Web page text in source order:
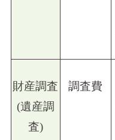
財産調査
(遺産調
査)
調査費